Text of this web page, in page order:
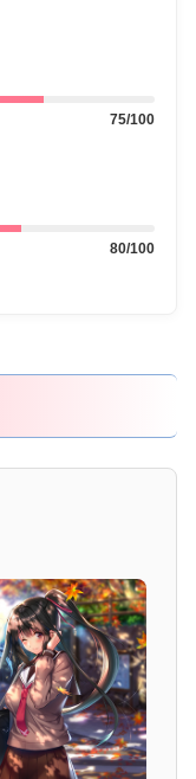
75/100
80/100